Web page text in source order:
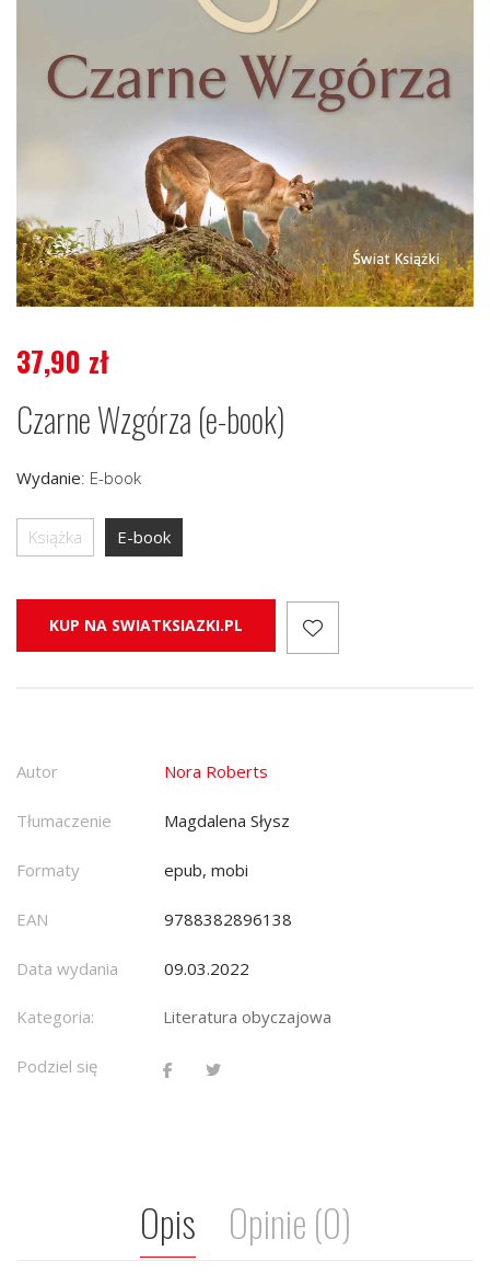
37,90 zł
Czarne Wzgórza (e-book)
Wydanie: E-book
Książka E-book
KUP NA SWIATKSIAZKI.PL
Autor Nora Roberts
Tłumaczenie Magdalena Słysz
Formaty epub, mobi
EAN 9788382896138
Data wydania 09.03.2022
Kategoria: Literatura obyczajowa
Podziel się
Opis Opinie (0)